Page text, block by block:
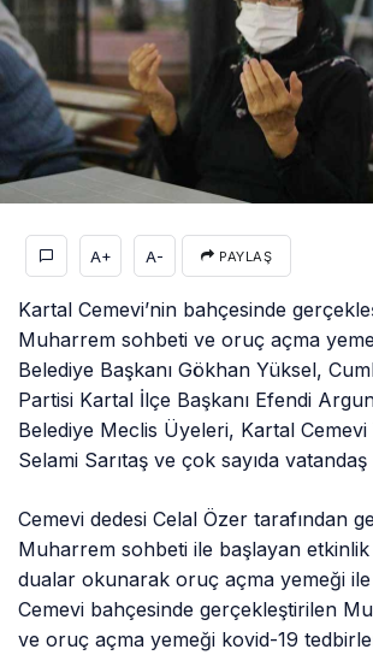
A+ A- PAYLAŞ
Kartal Cemevi’nin bahçesinde
Muharrem sohbeti ve oruç açma
Belediye Başkanı Gökhan Yüksel,
Partisi Kartal İlçe Başkanı Efendi
Belediye Meclis Üyeleri, Kartal Cemevi
Selami Sarıtaş ve çok sayıda vatandaş
Cemevi dedesi Celal Özer tarafından
Muharrem sohbeti ile başlayan etkinlik
dualar okunarak oruç açma yemeği ile
Cemevi bahçesinde gerçekleştirilen
ve oruç açma yemeği kovid-19